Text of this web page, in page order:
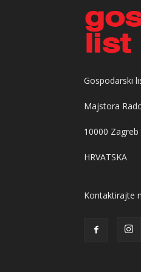
Gospodarski
Majstora
10000 Zagreb
HRVATSKA
Kontaktirajte